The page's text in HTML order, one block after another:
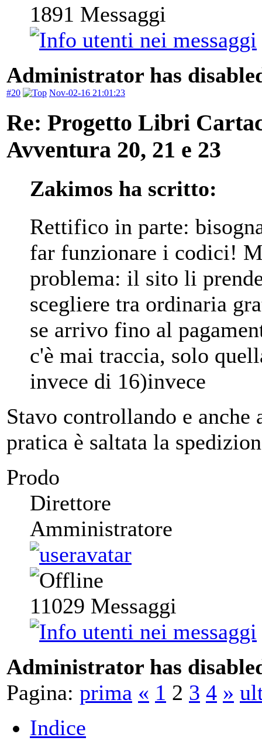
1891 Messaggi
Administrator has
#20 Nov-02-16 21:01:23
Re: Progetto Libri
Avventura 20, 21 e 23
Zakimos ha scritto:
Rettifico in parte:
far funzionare i codici!
problema: il sito li
scegliere tra ordinaria
se arrivo fino al
c'è mai traccia, solo
invece di 16)invece
Stavo controllando e anche
pratica è saltata la
Prodo
Direttore
Amministratore
11029 Messaggi
Administrator has
Pagina: prima « 1 2 3 4 »
Indice